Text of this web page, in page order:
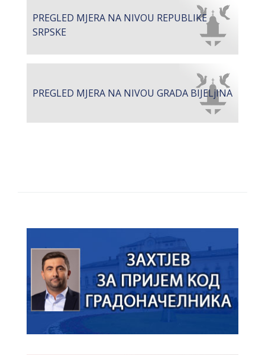
Obavještenje za preduzetnika - Vera Ujić
PREGLED MJERA NA NIVOU REPUBLIKE
SRPSKE
PREGLED MJERA NA NIVOU GRADA BIJELjINA